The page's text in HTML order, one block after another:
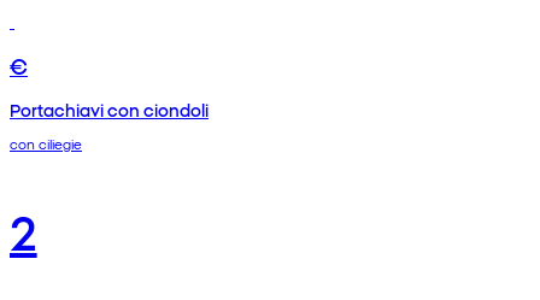
€
Portachiavi con ciondoli
con ciliegie
2